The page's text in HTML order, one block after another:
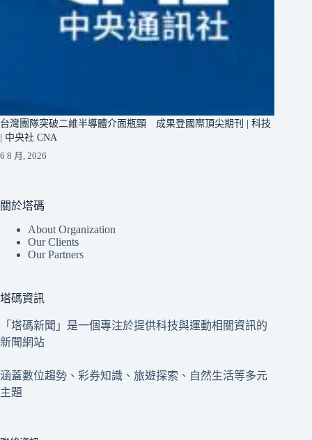
台灣團隊突破二維半導體介面瓶頸 成果登國際頂尖期刊 | 科技
| 中央社 CNA
6 8 月, 2026
關於塔碼
About Organization
Our Clients
Our Partners
塔碼資訊
「塔碼新聞」是一個專注於提供科技與運動相關資訊的
新聞網站
涵蓋數位趨勢、彩券知識、旅遊探索、自然生活等多元
主題